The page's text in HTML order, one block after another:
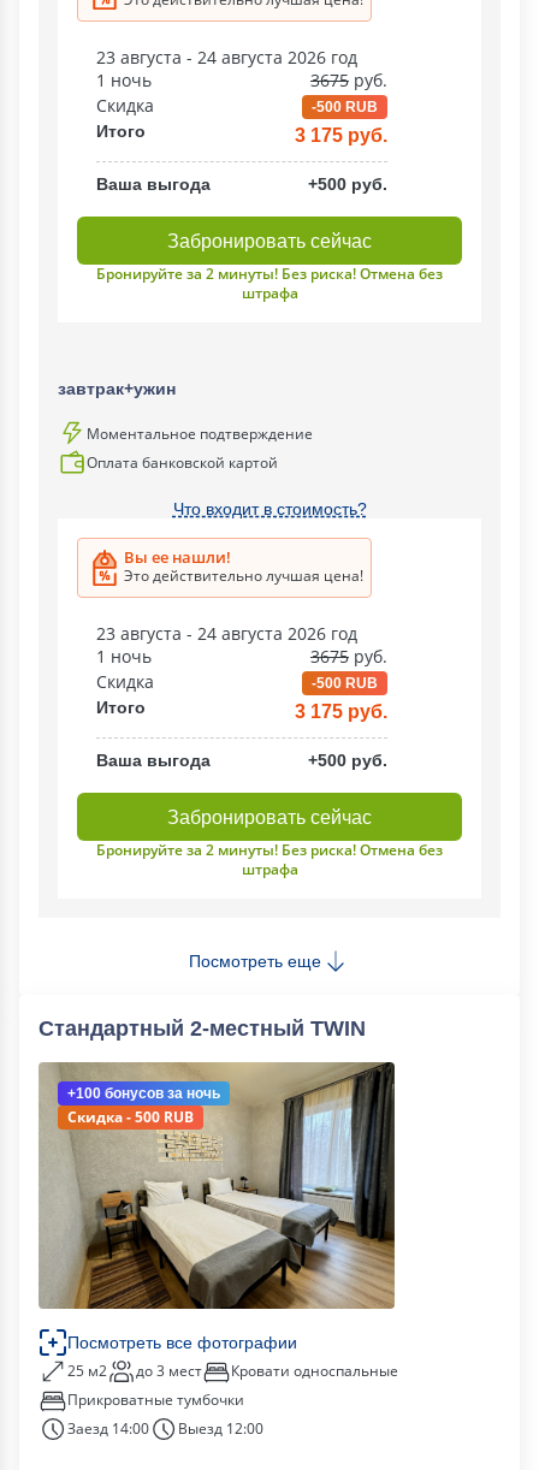
23 августа - 24 августа 2026 год
1 ночь
3675 руб.
Скидка
-500 RUB
Итого 3 175 руб.
Ваша выгода +500 руб.
Забронировать сейчас
Бронируйте за 2 минуты! Без риска! Отмена без
штрафа
завтрак+ужин
Моментальное подтверждение
Оплата банковской картой
Что входит в стоимость?
Вы ее нашли!
Это действительно лучшая цена!
23 августа - 24 августа 2026 год
1 ночь
3675 руб.
Скидка
-500 RUB
Итого 3 175 руб.
Ваша выгода +500 руб.
Забронировать сейчас
Бронируйте за 2 минуты! Без риска! Отмена без
штрафа
Посмотреть еще
Стандартный 2-местный TWIN
+100 бонусов за ночь
Скидка - 500 RUB
Посмотреть все фотографии
25 м2 до 3 мест
Кровати односпальные
Прикроватные тумбочки
Заезд 14:00
Выезд 12:00